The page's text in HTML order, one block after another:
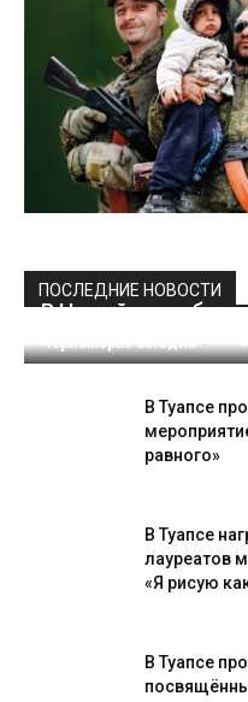
ПОСЛЕДНИЕ НОВОСТИ
В Новый год – без
Черноморье Сегодня -
В Туапсе
равного»
В Туапсе
лауреатов
«Я рисую
В Туапсе